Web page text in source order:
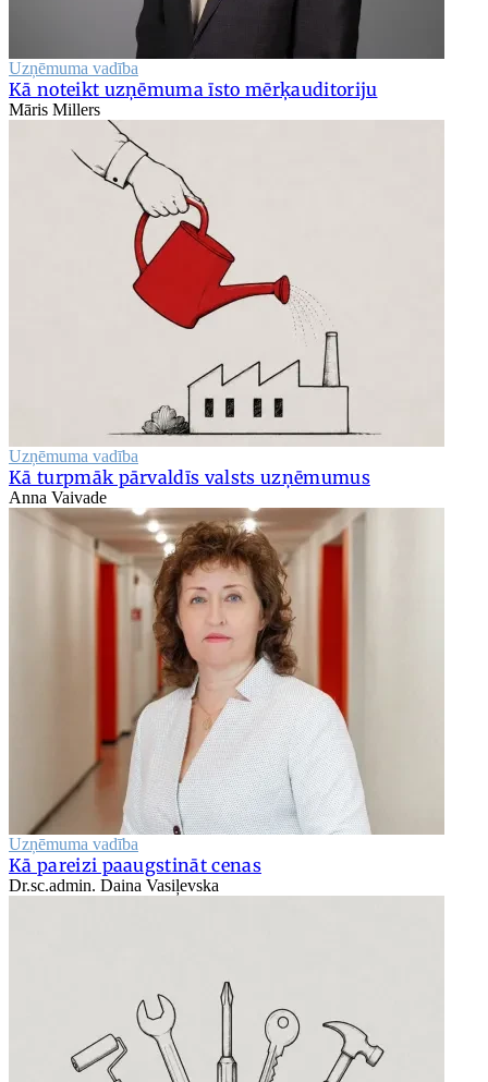
Uzņēmuma vadība
Kā noteikt uzņēmuma īsto mērķauditoriju
Māris Millers
Uzņēmuma vadība
Kā turpmāk pārvaldīs valsts uzņēmumus
Anna Vaivade
Uzņēmuma vadība
Kā pareizi paaugstināt cenas
Dr.sc.admin. Daina Vasiļevska